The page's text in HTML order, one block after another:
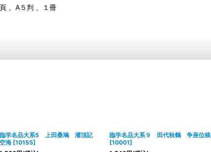
、A５判 、１冊
臨学名品大系5 上田桑鳩 灌頂記
空海 [10155]
臨学名品大系９ 田代秋鶴 争座位稿
[10001]